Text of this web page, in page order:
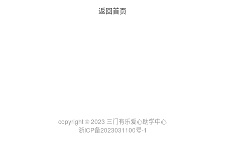
返回首页
copyright © 2023 三门有乐爱心助学中心
浙ICP备2023031100号-1